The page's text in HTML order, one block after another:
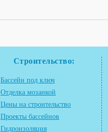
Строительство:
Бассейн под ключ
Отделка мозаикой
Цены на строительство
Проекты бассейнов
Гидроизоляция